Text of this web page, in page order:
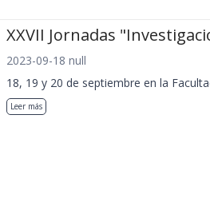
XXVII Jornadas
2023-09-18 null
18, 19 y 20 de septiembre en la
Leer más